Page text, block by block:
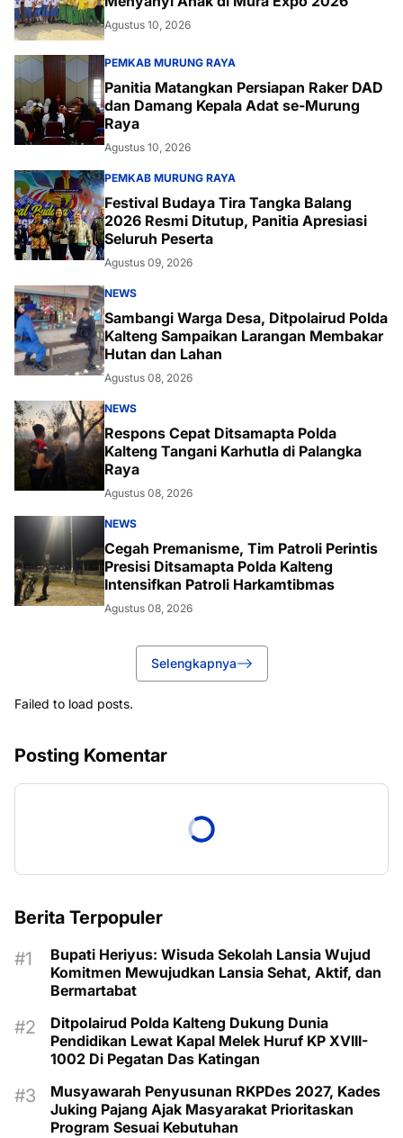
Agustus 10, 2026
PEMKAB MURUNG RAYA
Panitia Matangkan Persiapan Raker DAD
dan Damang Kepala Adat se-Murung
Raya
Agustus 10, 2026
PEMKAB MURUNG RAYA
Festival Budaya Tira Tangka Balang
2026 Resmi Ditutup, Panitia Apresiasi
Seluruh Peserta
Agustus 09, 2026
NEWS
Sambangi Warga Desa, Ditpolairud Polda
Kalteng Sampaikan Larangan Membakar
Hutan dan Lahan
Agustus 08, 2026
NEWS
Respons Cepat Ditsamapta Polda
Kalteng Tangani Karhutla di Palangka
Raya
Agustus 08, 2026
NEWS
Cegah Premanisme, Tim Patroli Perintis
Presisi Ditsamapta Polda Kalteng
Intensifkan Patroli Harkamtibmas
Agustus 08, 2026
Selengkapnya
Failed to load posts.
Posting Komentar
Berita Terpopuler
Bupati Heriyus: Wisuda Sekolah Lansia Wujud
Komitmen Mewujudkan Lansia Sehat, Aktif, dan
Bermartabat
Ditpolairud Polda Kalteng Dukung Dunia
Pendidikan Lewat Kapal Melek Huruf KP XVIII-
1002 Di Pegatan Das Katingan
Musyawarah Penyusunan RKPDes 2027, Kades
Juking Pajang Ajak Masyarakat Prioritaskan
Program Sesuai Kebutuhan